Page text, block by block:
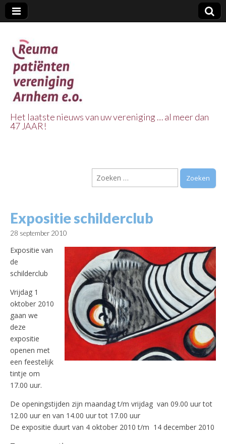
Vereniging
Arnhem e.o.
Het laatste nieuws van uw vereniging … al meer dan
47 JAAR!
Zoeken
naar:
Expositie schilderclub
28 september 2010
Expositie van
de
schilderclub
Vrijdag 1
oktober 2010
gaan we
deze
expositie
openen met
een feestelijk
tintje om
17.00 uur.
De openingstijden zijn maandag t/m vrijdag van 09.00 uur tot
12.00 uur en van 14.00 uur tot 17.00 uur
De expositie duurt van 4 oktober 2010 t/m 14 december 2010